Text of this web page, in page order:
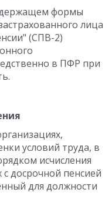
формы
лица
(СПВ-2)
в ПФР при
условий труда, в
исчисления
с досрочной пенсией
для должности